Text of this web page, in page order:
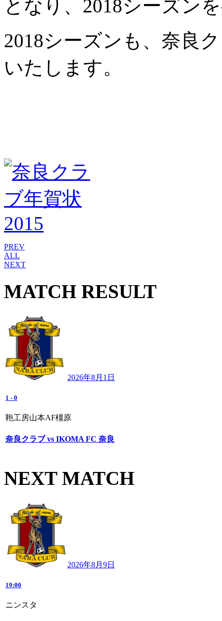
となり、2018シーズン
2018シーズンも、奈良
いたします。
PREV
ALL
NEXT
MATCH RESULT
2026年8月1日
1 - 0
鞄工房山本AF橿原
奈良クラブ vs IKOMA FC 奈良
NEXT MATCH
2026年8月9日
19:00
ニンスタ